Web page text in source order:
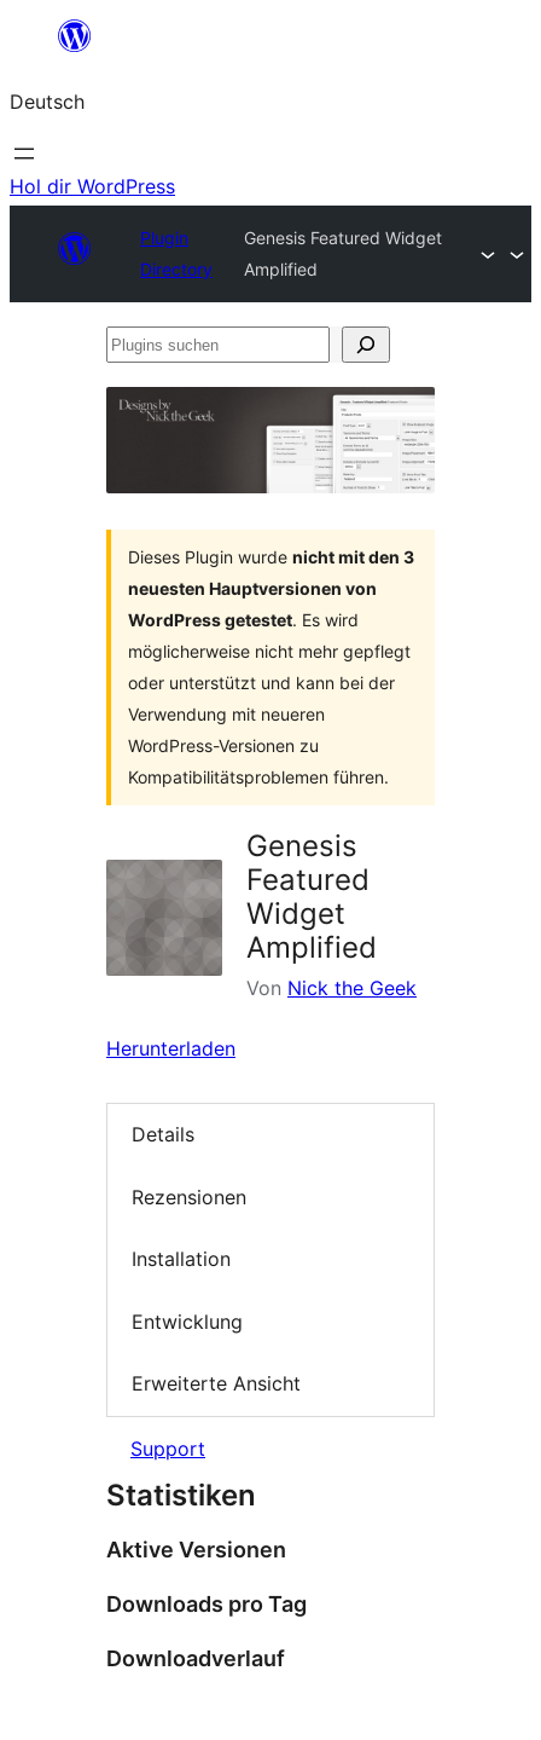
springen
Deutsch
Hol dir WordPress
Plugin
Directory
Genesis Featured Widget
Amplified
Plugins
Dieses Plugin wurde nicht mit den 3
neuesten Hauptversionen von
WordPress getestet. Es wird
möglicherweise nicht mehr gepflegt
oder unterstützt und kann bei der
Verwendung mit neueren
WordPress-Versionen zu
Kompatibilitätsproblemen führen.
Genesis
Featured
Widget
Amplified
Von Nick the Geek
Herunterladen
Details
Rezensionen
Installation
Entwicklung
Erweiterte Ansicht
Support
Statistiken
Aktive Versionen
Downloads pro Tag
Downloadverlauf